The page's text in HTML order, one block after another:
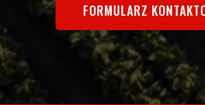
FORMULARZ